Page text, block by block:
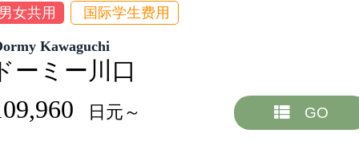
女共用 国际学生费用
Kawaguchi
ーミー川口
日元～ GO